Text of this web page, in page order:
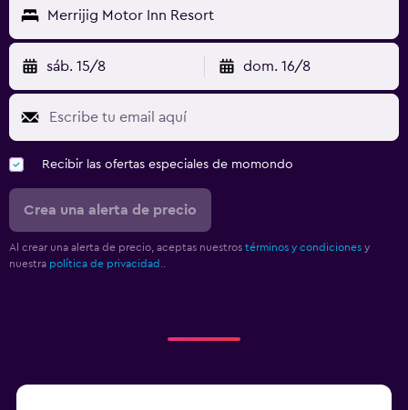
Merrijig Motor Inn Resort
sáb. 15/8 dom. 16/8
Recibir las ofertas especiales de momondo
Crea una alerta de precio
Al crear una alerta de precio, aceptas nuestros términos y condiciones y
nuestra política de privacidad.